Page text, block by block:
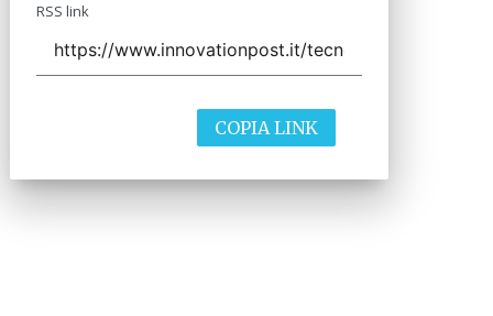
RSS link
COPIA LINK